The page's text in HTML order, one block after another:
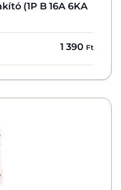
(1P B 16A 6KA
1 390 Ft